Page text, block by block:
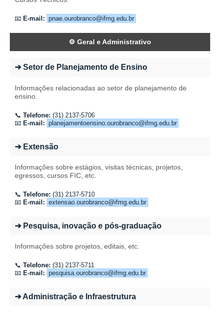
📧 E-mail: pnae.ourobranco@ifmg.edu.br
⚙️ Geral e Administrativo
➔ Setor de Planejamento de Ensino
Informações relacionadas ao setor de planejamento de
ensino.
📞 Telefone: (31) 2137-5706
📧 E-mail: planejamentoensino.ourobranco@ifmg.edu.br
➔ Extensão
Informações sobre estágios, visitas técnicas, projetos,
egressos, cursos FIC, etc.
📞 Telefone: (31) 2137-5710
📧 E-mail: extensao.ourobranco@ifmg.edu.br
➔ Pesquisa, inovação e pós-graduação
Informações sobre projetos, editais, etc.
📞 Telefone: (31) 2137-5711
📧 E-mail: pesquisa.ourobranco@ifmg.edu.br
➔ Administração e Infraestrutura